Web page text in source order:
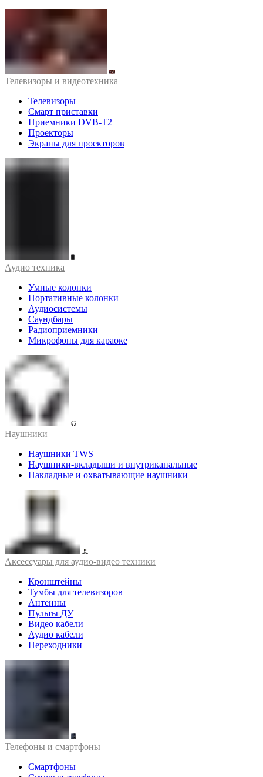
Телевизоры и видеотехника
Телевизоры
Смарт приставки
Приемники DVB-T2
Проекторы
Экраны для проекторов
Аудио техника
Умные колонки
Портативные колонки
Аудиосистемы
Саундбары
Радиоприемники
Микрофоны для караоке
Наушники
Наушники TWS
Наушники-вкладыши и внутриканальные
Накладные и охватывающие наушники
Аксессуары для аудио-видео техники
Кронштейны
Тумбы для телевизоров
Антенны
Пульты ДУ
Видео кабели
Аудио кабели
Переходники
Телефоны и смартфоны
Смартфоны